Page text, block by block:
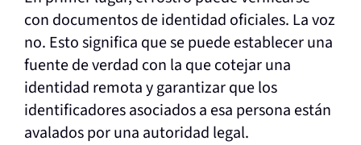
con documentos de identidad oficiales. La voz
no. Esto significa que se puede establecer una
fuente de verdad con la que cotejar una
identidad remota y garantizar que los
identificadores asociados a esa persona están
avalados por una autoridad legal.